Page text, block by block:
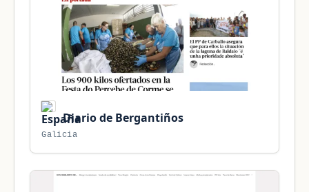
Diario de Bergantiños
Galicia